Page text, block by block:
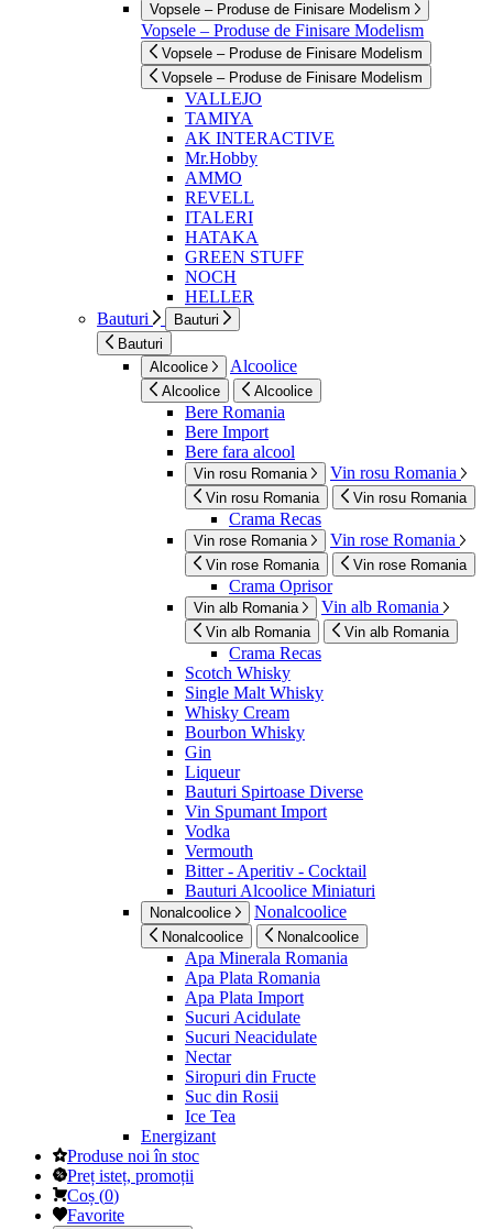
Vopsele – Produse de Finisare Modelism
Vopsele – Produse de Finisare Modelism
Vopsele – Produse de Finisare Modelism
Vopsele – Produse de Finisare Modelism
VALLEJO
TAMIYA
AK INTERACTIVE
Mr.Hobby
AMMO
REVELL
ITALERI
HATAKA
GREEN STUFF
NOCH
HELLER
Bauturi
Bauturi
Bauturi
Alcoolice
Alcoolice
Alcoolice Alcoolice
Bere Romania
Bere Import
Bere fara alcool
Vin rosu Romania Vin rosu Romania
Vin rosu Romania Vin rosu Romania
Crama Recas
Vin rose Romania Vin rose Romania
Vin rose Romania Vin rose Romania
Crama Oprisor
Vin alb Romania Vin alb Romania
Vin alb Romania Vin alb Romania
Crama Recas
Scotch Whisky
Single Malt Whisky
Whisky Cream
Bourbon Whisky
Gin
Liqueur
Bauturi Spirtoase Diverse
Vin Spumant Import
Vodka
Vermouth
Bitter - Aperitiv - Cocktail
Bauturi Alcoolice Miniaturi
Nonalcoolice Nonalcoolice
Nonalcoolice Nonalcoolice
Apa Minerala Romania
Apa Plata Romania
Apa Plata Import
Sucuri Acidulate
Sucuri Neacidulate
Nectar
Siropuri din Fructe
Suc din Rosii
Ice Tea
Energizant
Produse noi în stoc
Preț isteț, promoții
Coș (0)
Favorite